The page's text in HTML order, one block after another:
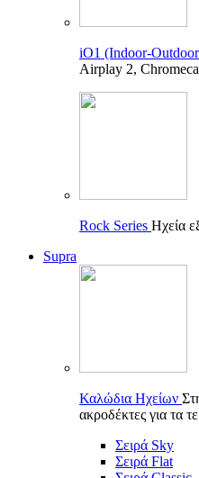
iO1 (Indoor-
Airplay 2,
Rock Series Ηχεία
Supra
Καλώδια Ηχείων
ακροδέκτες για τα
Σειρά Sky
Σειρά Flat